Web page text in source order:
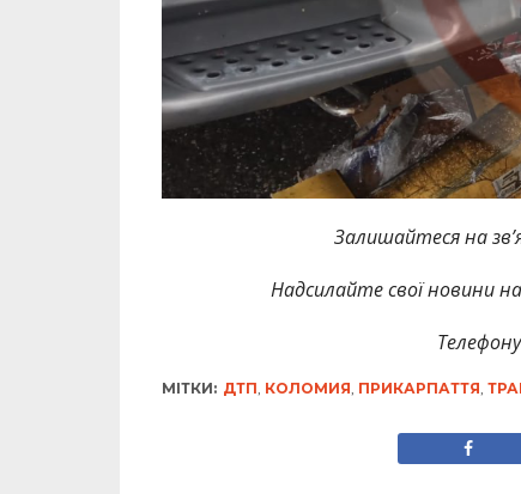
Залишайтеся на
Надсилайте свої новини
МІТКИ: ДТП КОЛОМИЯ ПРИКАРПАТТЯ